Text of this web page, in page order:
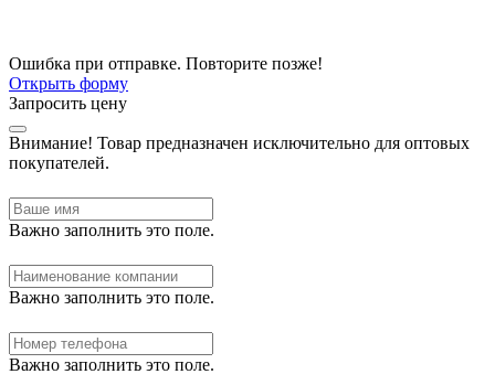
Ошибка при отправке. Повторите позже!
Открыть форму
Запросить цену
Внимание! Товар предназначен исключительно для оптовых
покупателей.
Важно заполнить это поле.
Важно заполнить это поле.
Важно заполнить это поле.